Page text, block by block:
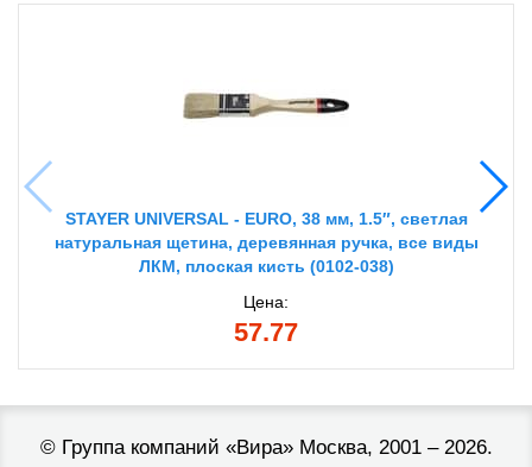
STAYER UNIVERSAL - EURO, 38 мм, 1.5″, светлая
натуральная щетина, деревянная ручка, все виды
ЛКМ, плоская кисть (0102-038)
Цена:
57.77
© Группа компаний «Вира»Москва, 2001 – 2026.